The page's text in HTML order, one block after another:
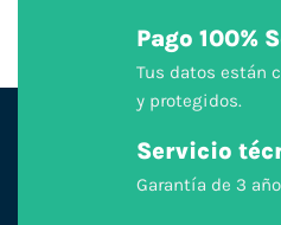
Pago 100%
Tus datos están
y protegidos.
Servicio
Garantía de 3